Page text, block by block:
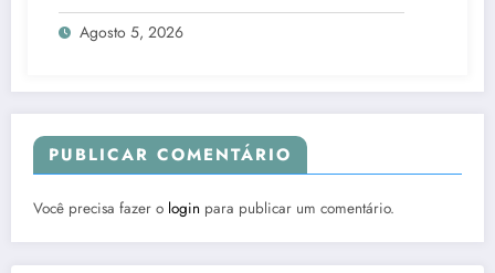
Agosto 5, 2026
PUBLICAR COMENTÁRIO
Você precisa fazer o login para publicar um comentário.